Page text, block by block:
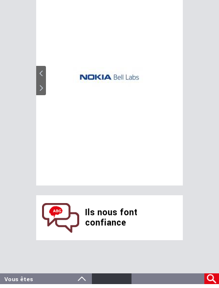
Ils nous font
confiance